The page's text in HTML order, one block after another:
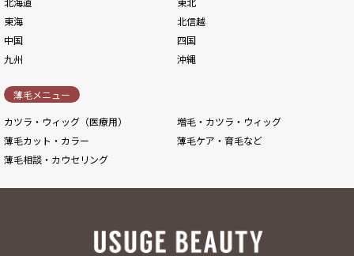
東海
北信越
中国
四国
九州
沖縄
薄毛メニュー
カツラ・ウィッグ（医療用）
増毛・カツラ・ウィッグ
薄毛カット・カラー
薄毛ケア・育毛など
薄毛相談・カウセリング